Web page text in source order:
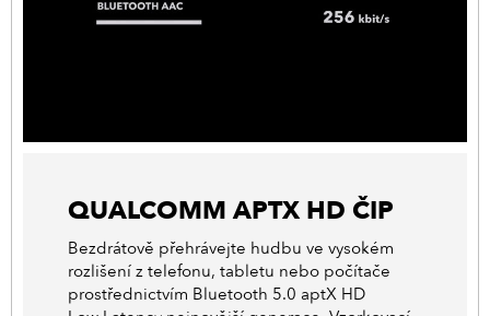
QUALCOMM APTX HD ČIP
Bezdrátově přehrávejte hudbu ve vysokém
rozlišení z telefonu, tabletu nebo počítače
prostřednictvím Bluetooth 5.0 aptX HD